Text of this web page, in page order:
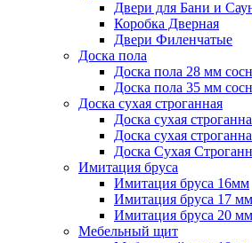
Двери для Бани и
Коробка Дверная
Двери Филенчатые
Доска пола
Доска пола 28 мм
Доска пола 35 мм
Доска сухая строганная
Доска сухая
Доска сухая
Доска Сухая
Имитация бруса
Имитация бруса 16мм
Имитация бруса 17 мм
Имитация бруса 20 мм
Мебельный щит